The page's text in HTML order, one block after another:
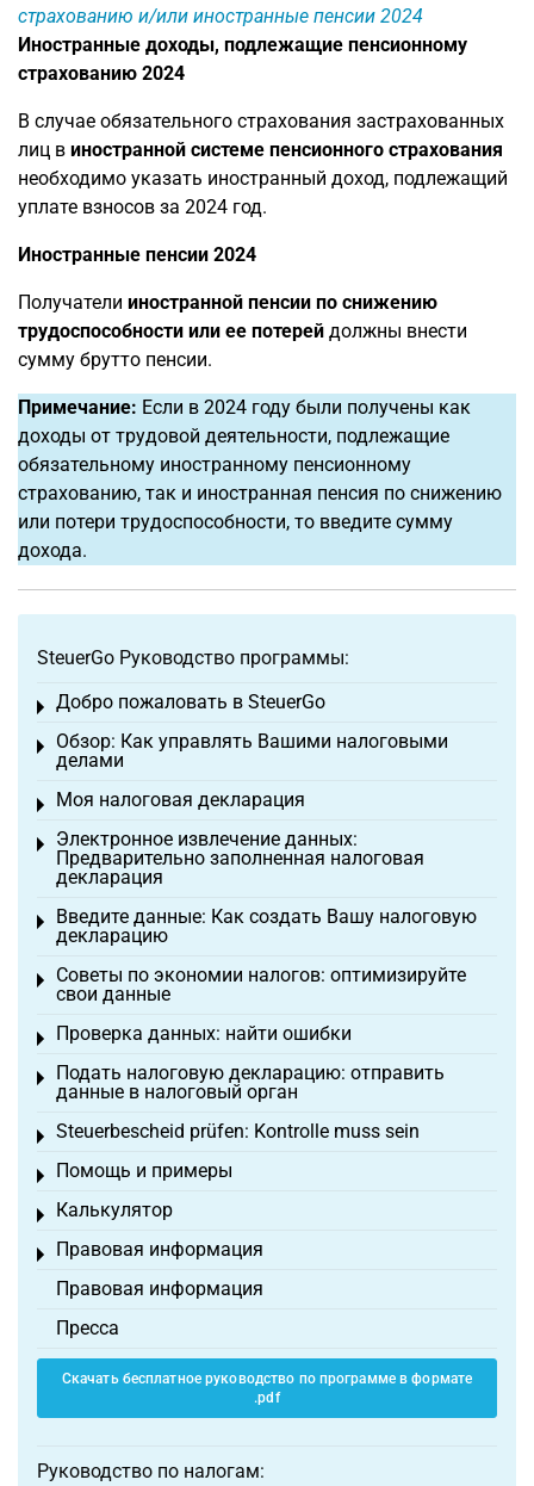
страхованию и/или иностранные пенсии 2024
Иностранные доходы, подлежащие пенсионному
страхованию 2024
В случае обязательного страхования застрахованных
лиц в иностранной системе пенсионного страхования
необходимо указать иностранный доход, подлежащий
уплате взносов за 2024 год.
Иностранные пенсии 2024
Получатели иностранной пенсии по снижению
трудоспособности или ее потерей должны внести
сумму брутто пенсии.
Примечание: Если в 2024 году были получены как
доходы от трудовой деятельности, подлежащие
обязательному иностранному пенсионному
страхованию, так и иностранная пенсия по снижению
или потери трудоспособности, то введите сумму
дохода.
SteuerGo Руководство программы:
Добро пожаловать в SteuerGo
Toggle menu
Обзор: Как управлять Вашими налоговыми
делами
Toggle menu
Моя налоговая декларация
Toggle menu
Электронное извлечение данных:
Предварительно заполненная налоговая
декларация
Toggle menu
Введите данные: Как создать Вашу налоговую
декларацию
Toggle menu
Советы по экономии налогов: оптимизируйте
свои данные
Toggle menu
Проверка данных: найти ошибки
Toggle menu
Подать налоговую декларацию: отправить
данные в налоговый орган
Toggle menu
Steuerbescheid prüfen: Kontrolle muss sein
Toggle menu
Помощь и примеры
Toggle menu
Калькулятор
Toggle menu
Правовая информация
Toggle menu
Правовая информация
Пресса
Скачать бесплатное руководство по программе в формате
.pdf
Руководство по налогам: